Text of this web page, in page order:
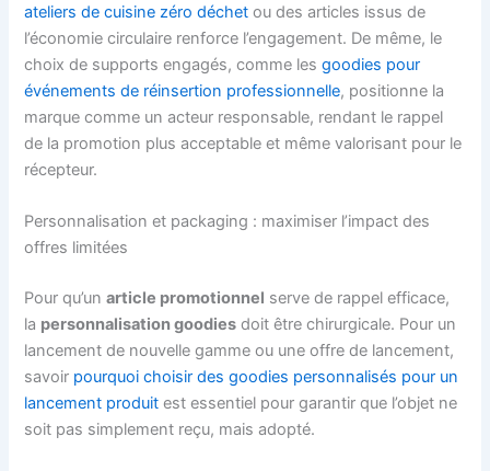
ateliers de cuisine zéro déchet ou des articles issus de
l’économie circulaire renforce l’engagement. De même, le
choix de supports engagés, comme lesgoodies pour
événements de réinsertion professionnelle, positionne la
marque comme un acteur responsable, rendant le rappel
de la promotion plus acceptable et même valorisant pour le
récepteur.
Personnalisation et packaging : maximiser l’impact des
offres limitées
Pour qu’unarticle promotionnel serve de rappel efficace,
la personnalisation goodies doit être chirurgicale. Pour un
lancement de nouvelle gamme ou une offre de lancement,
savoir pourquoi choisir des goodies personnalisés pour un
lancement produit est essentiel pour garantir que l’objet ne
soit pas simplement reçu, mais adopté.